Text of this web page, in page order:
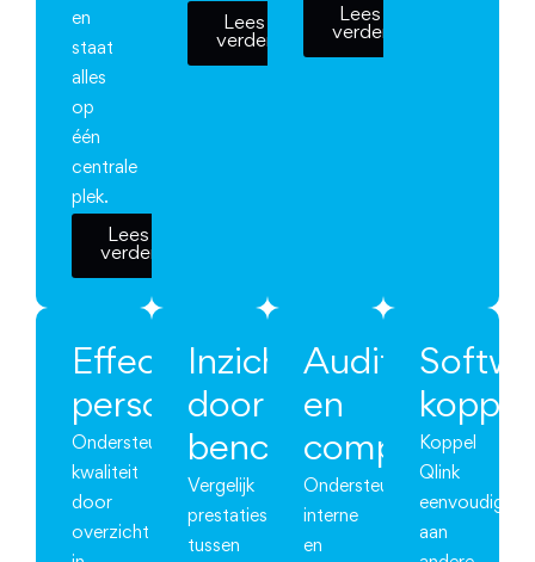
en
staat
alles
op
één
centrale
plek.
Lees
verder
Lees
verder
Lees
verder
Effectieve
personeelsadministratie
Ondersteun
kwaliteit
door
overzicht
Inzicht
door
benchmarks
Vergelijk
prestaties
tussen
Audits
en
compliance
Ondersteun
interne
en
Koppel
Qlink
eenvoudig
aan